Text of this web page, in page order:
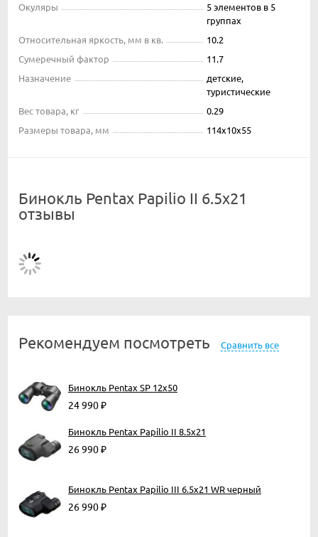
Окуляры
5 элементов в 5
группах
Относительная яркость, мм в кв.
10.2
Сумеречный фактор
11.7
Назначение
детские,
туристические
Вес товара, кг
0.29
Размеры товара, мм
114x10x55
Бинокль Pentax Papilio II 6.5x21
отзывы
Рекомендуем посмотреть Сравнить все
Бинокль Pentax SP 12x50
24 990₽
Бинокль Pentax Papilio II 8.5x21
26 990₽
Бинокль Pentax Papilio III 6.5x21 WR черный
26 990₽